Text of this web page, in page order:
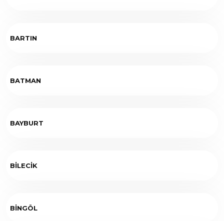
BARTIN
BATMAN
BAYBURT
BİLECİK
BİNGÖL